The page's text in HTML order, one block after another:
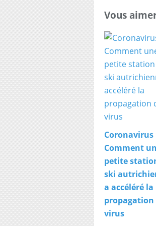
Vous
Coronavirus
Comment
petite
ski
a accéléré la
propagation
virus